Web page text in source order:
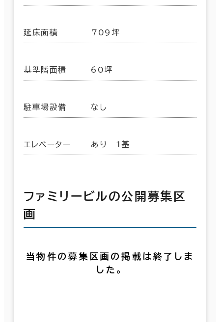
延床面積 709坪
基準階面積 60坪
駐車場設備 なし
エレベーター あり 1基
ファミリービルの公開募集区
画
当物件の募集区画の掲載は終了しま
した。